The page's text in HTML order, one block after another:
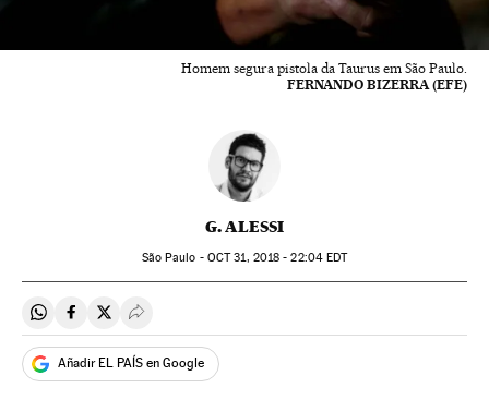
Homem segura pistola da Taurus em São Paulo.
FERNANDO BIZERRA (EFE)
G. ALESSI
São Paulo - OCT31, 2018 - 22:04EDT
Compartir en Whatsapp
Compartir en Facebook
Compartir en Twitter
Desplegar Redes Sociales
Añadir EL PAÍS en Google